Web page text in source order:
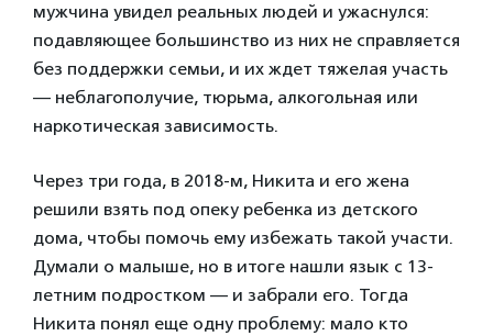
мужчина увидел реальных людей и ужаснулся:
подавляющее большинство из них не справляется
без поддержки семьи, и их ждет тяжелая участь
— неблагополучие, тюрьма, алкогольная или
наркотическая зависимость.
Через три года, в 2018-м, Никита и его жена
решили взять под опеку ребенка из детского
дома, чтобы помочь ему избежать такой участи.
Думали о малыше, но в итоге нашли язык с 13-
летним подростком — и забрали его. Тогда
Никита понял еще одну проблему: мало кто